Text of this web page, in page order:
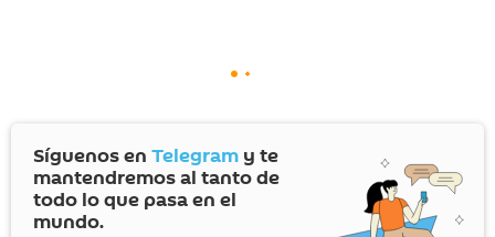
Síguenos en Telegram y te
mantendremos al tanto de
todo lo que pasa en el
mundo.